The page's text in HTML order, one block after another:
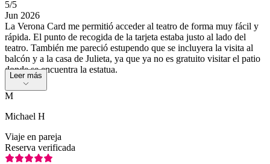
5/5
Jun 2026
La Verona Card me permitió acceder al teatro de forma muy fácil y
rápida. El punto de recogida de la tarjeta estaba justo al lado del
teatro. También me pareció estupendo que se incluyera la visita al
balcón y a la casa de Julieta, ya que ya no es gratuito visitar el patio
donde se encuentra la estatua.
Leer más
M
Michael H
Viaje en pareja
Reserva verificada